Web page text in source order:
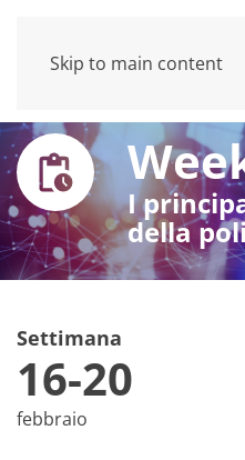
Skip to main content
I
della
Settimana
16-20
febbraio